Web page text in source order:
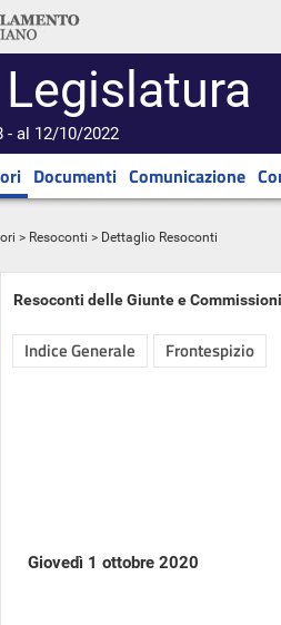
- al 12/10/2022
Documenti Comunicazione
> Resoconti > Dettaglio Resoconti
Resoconti delle Giunte e Commissioni
Indice Generale Frontespizio
Giovedì 1 ottobre 2020